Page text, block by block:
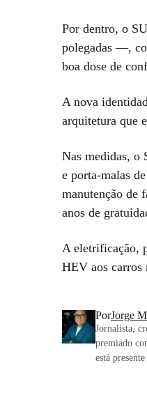
Por dentro, o
polegadas —,
boa dose de
A nova
arquitetura que
Nas medidas, o
e porta-malas
manutenção de
anos de
A eletrificação,
HEV aos carros
PorJorge
Jornalista,
premiado
está